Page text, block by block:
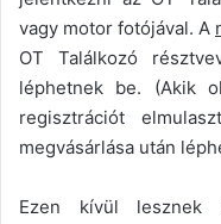
vagy motor fotójával. A
OT Találkozó
léphetnek be. (Akik
regisztrációt
megvásárlása után
Ezen kívül lesznek